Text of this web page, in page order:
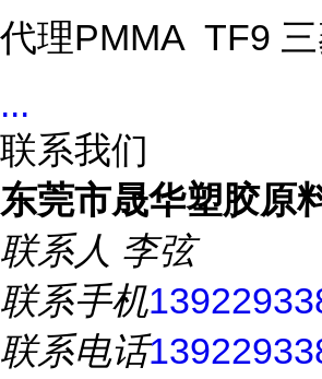
代理PMMA TF9 三
...
联系我们
东莞市晟华塑胶原
联系人 李弦
联系手机
联系电话